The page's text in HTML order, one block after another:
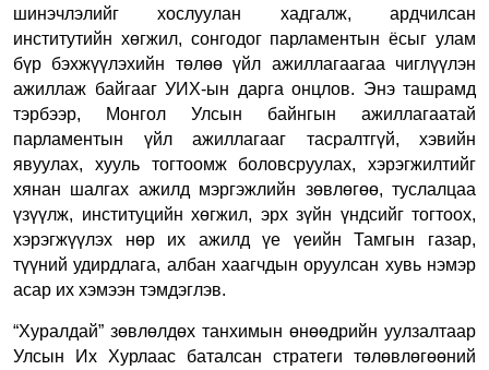
шинэчлэлийг хослуулан хадгалж, ардчилсан
институтийн хөгжил, сонгодог парламентын ёсыг улам
бүр бэхжүүлэхийн төлөө үйл ажиллагаагаа чиглүүлэн
ажиллаж байгааг УИХ-ын дарга онцлов. Энэ ташрамд
тэрбээр, Монгол Улсын байнгын ажиллагаатай
парламентын үйл ажиллагааг тасралтгүй, хэвийн
явуулах, хууль тогтоомж боловсруулах, хэрэгжилтийг
хянан шалгах ажилд мэргэжлийн зөвлөгөө, туслалцаа
үзүүлж, институцийн хөгжил, эрх зүйн үндсийг тогтоох,
хэрэгжүүлэх нөр их ажилд үе үеийн Тамгын газар,
түүний удирдлага, албан хаагчдын оруулсан хувь нэмэр
асар их хэмээн тэмдэглэв.
“Хуралдай” зөвлөлдөх танхимын өнөөдрийн уулзалтаар
Улсын Их Хурлаас баталсан стратеги төлөвлөгөөний